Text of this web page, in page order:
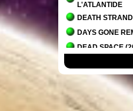
L'ATLANTIDE
DEATH
DAYS GONE
DEAD SPACE
PLANET OF
OVERCOOKED!
ALAN WAKE 2